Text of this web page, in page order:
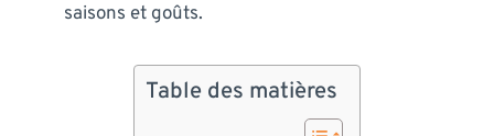
saisons et goûts.
Table des matières